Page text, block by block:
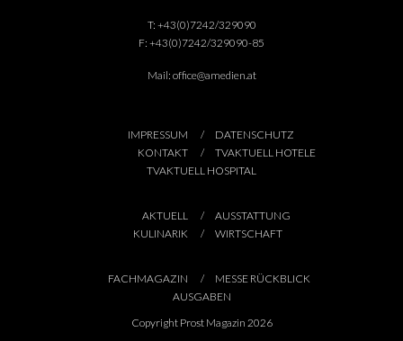
T: +43(0)7242/329090
F: +43(0)7242/329090-85
Mail: office@amedien.at
IMPRESSUM
DATENSCHUTZ
KONTAKT
TVAKTUELL HOTELE
TVAKTUELL HOSPITAL
AKTUELL
AUSSTATTUNG
KULINARIK
WIRTSCHAFT
FACHMAGAZIN
MESSE RÜCKBLICK
AUSGABEN
Copyright Prost Magazin 2026